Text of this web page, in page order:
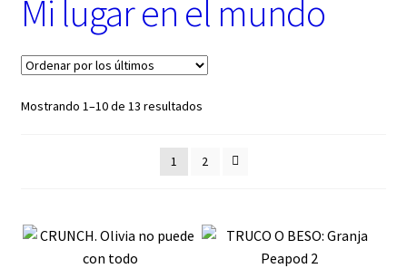
o
í
Mi lugar en el mundo
Mostrando 1–10 de 13 resultadosOrdenado
últimos
1 2